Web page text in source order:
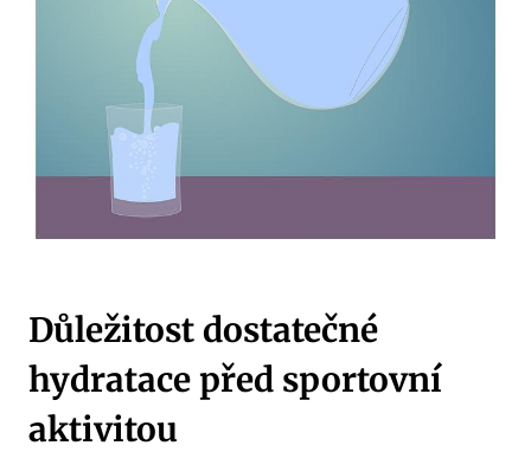
Důležitost dostatečné
hydratace před sportovní
aktivitou